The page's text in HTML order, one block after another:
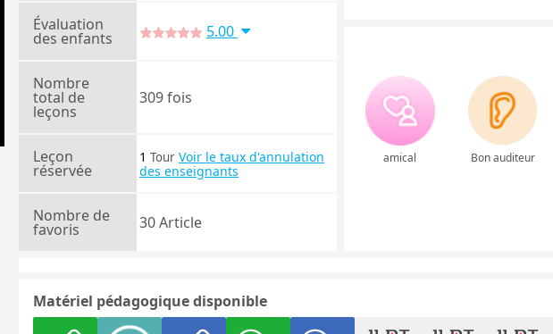
Évaluation
des enfants 5.00
Nombre
total de
leçons
309 fois
Leçon
réservée
1 Tour Voir le taux d'annulation
des enseignants
Nombre de
favoris 30 Article
amical Bon auditeur
Matériel pédagogique disponible